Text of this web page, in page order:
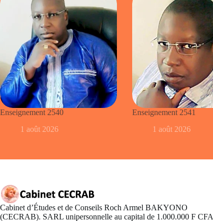
Enseignement 2540
1 août 2026
Enseignement 2541
1 août 2026
Cabinet d’Études et de Conseils Roch Armel BAKYONO
(CECRAB). SARL unipersonnelle au capital de 1.000.000 F CFA